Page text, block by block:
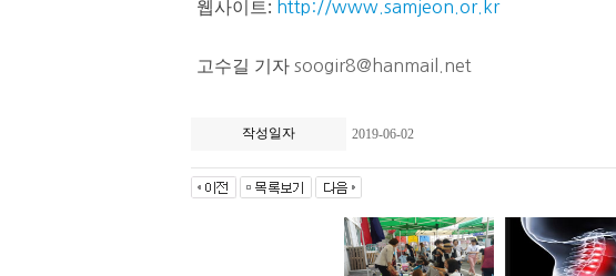
웹사이트: http://www.samjeon.or.kr
고수길 기자 soogir8@hanmail.net
작성일자 2019-06-02